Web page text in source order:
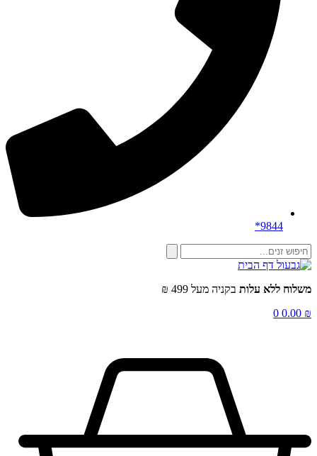
9844*
ללא עלותבקניה מעל 499 ₪
0.00
0